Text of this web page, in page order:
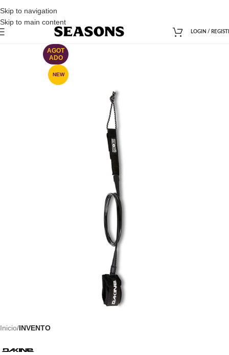
Skip to navigation
Skip to main content
LOGIN /
AGOT
ADO
NEW
Inicio INVENTO